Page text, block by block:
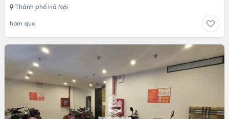
Thành phố Hà Nội
hôm qua